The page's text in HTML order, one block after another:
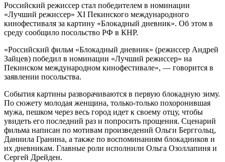
Российский режиссер стал победителем в номинации
«Лучший режиссер» XI Пекинского международного
кинофестиваля за картину «Блокадный дневник». Об этом в
среду сообщило посольство РФ в КНР.
«Российский фильм «Блокадный дневник» (режиссер Андрей
Зайцев) победил в номинации «Лучший режиссер» на
Пекинском международном кинофестивале», — говорится в
заявлении посольства.
События картины разворачиваются в первую блокадную зиму.
По сюжету молодая женщина, только-только похоронившая
мужа, пешком через весь город идет к своему отцу, чтобы
увидеть его последний раз и попросить прощения. Сценарий
фильма написан по мотивам произведений Ольги Берггольц,
Даниила Гранина, а также по воспоминаниям блокадников и
их дневникам. Главные роли исполнили Ольга Озоллапиня и
Сергей Дрейден.